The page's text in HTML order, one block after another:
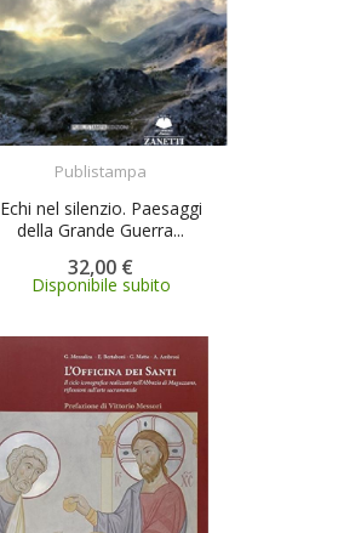
Publistampa
Echi nel silenzio. Paesaggi
della Grande Guerra...
32,00 €
Disponibile subito